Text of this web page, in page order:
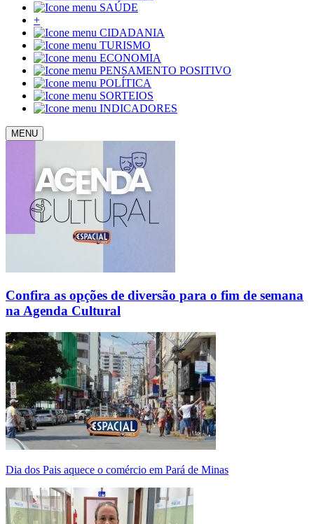
SAÚDE
+
CIDADANIA
TURISMO
ECONOMIA
PENSAMENTO POSITIVO
POLÍTICA
SORTEIOS
INDICADORES
MENU
Confira as opções de diversão para o fim de semana
na Agenda Cultural
Dia dos Pais aquece o comércio em Pará de Minas